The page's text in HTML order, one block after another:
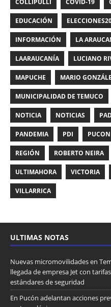
EDUCACIÓN
INFORMACIÓN LA
LAARAUCANÍA LUCIANO
MAPUCHE MARIO
MUNICIPALIDAD DE TEMUCO
NOTICIA NOTICIAS
PANDEMIA PDI PUCON
REGIÓN ROBERTO NEIRA
ULTIMAHORA VICTORIA
VILLARRICA
ULTIMAS NOTAS
Nuevas micromovilidades en
llegada de empresa Jet con
estándares de seguridad
En Pucón adelantan acciones